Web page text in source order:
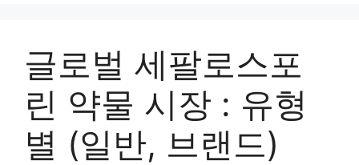
글로벌 세팔로스포
린 약물 시장 : 유형
별 (일반, 브랜드)